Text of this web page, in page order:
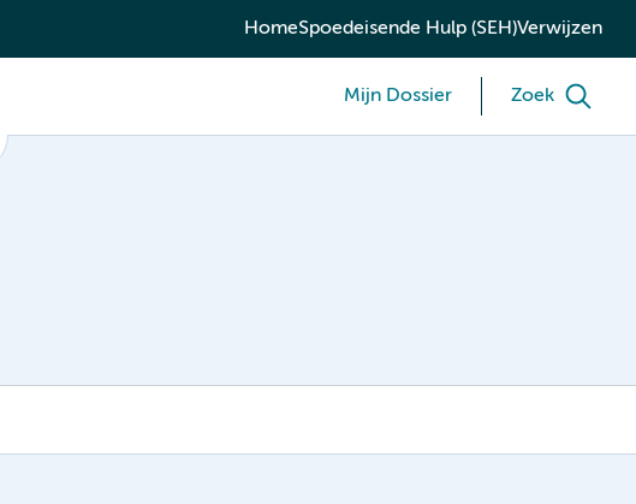
HomeSpoedeisende Hulp (SEH)Verwijzen
Mijn Dossier Zoek